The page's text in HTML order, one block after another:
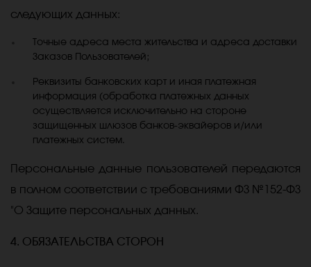
следующих данных:
Точные адреса места жительства и адреса доставки
Заказов Пользователей;
Реквизиты банковских карт и иная платежная
информация (обработка платежных данных
осуществляется исключительно на стороне
защищенных шлюзов банков-эквайеров и/или
платежных систем.
Персональные данные пользователей передаются
в полном соответствии с требованиями ФЗ №152-ФЗ
"О Защите персональных данных.
4. ОБЯЗАТЕЛЬСТВА СТОРОН